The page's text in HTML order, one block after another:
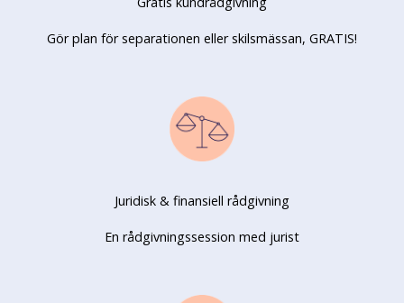
Gör plan för separationen eller skilsmässan, GRATIS!
Juridisk & finansiell rådgivning
En rådgivningssession med jurist